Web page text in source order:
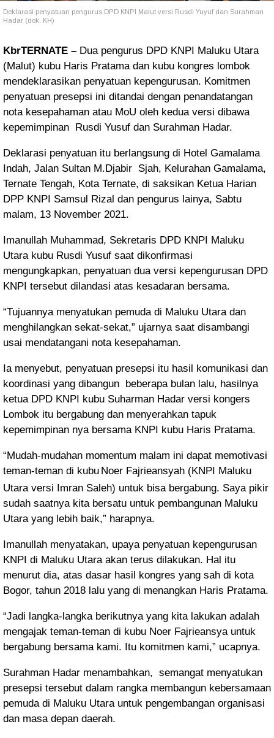
Deklarasi penyatuan pengurus DPD KNPI Malut versi Rusdi Yuyuf dan Surahman
Hadar (dok. KH)
KbrTERNATE – Dua pengurus DPD KNPI Maluku Utara
(Malut) kubu Haris Pratama dan kubu kongres lombok
mendeklarasikan penyatuan kepengurusan. Komitmen
penyatuan presepsi ini ditandai dengan penandatangan
nota kesepahaman atau MoU oleh kedua versi dibawa
kepemimpinan Rusdi Yusuf dan Surahman Hadar.
Deklarasi penyatuan itu berlangsung di Hotel Gamalama
Indah, Jalan Sultan M.Djabir Sjah, Kelurahan Gamalama,
Ternate Tengah, Kota Ternate, di saksikan Ketua Harian
DPP KNPI Samsul Rizal dan pengurus lainya, Sabtu
malam, 13 November 2021.
Imanullah Muhammad, Sekretaris DPD KNPI Maluku
Utara kubu Rusdi Yusuf saat dikonfirmasi
mengungkapkan, penyatuan dua versi kepengurusan DPD
KNPI tersebut dilandasi atas kesadaran bersama.
“Tujuannya menyatukan pemuda di Maluku Utara dan
menghilangkan sekat-sekat,” ujarnya saat disambangi
usai mendatangani nota kesepahaman.
Ia menyebut, penyatuan presepsi itu hasil komunikasi dan
koordinasi yang dibangun beberapa bulan lalu, hasilnya
ketua DPD KNPI kubu Suharman Hadar versi kongers
Lombok itu bergabung dan menyerahkan tapuk
kepemimpinan nya bersama KNPI kubu Haris Pratama.
“Mudah-mudahan momentum malam ini dapat memotivasi
teman-teman di kubu Noer Fajrieansyah (KNPI Maluku
Utara versi Imran Saleh) untuk bisa bergabung. Saya pikir
sudah saatnya kita bersatu untuk pembangunan Maluku
Utara yang lebih baik,” harapnya.
Imanullah menyatakan, upaya penyatuan kepengurusan
KNPI di Maluku Utara akan terus dilakukan. Hal itu
menurut dia, atas dasar hasil kongres yang sah di kota
Bogor, tahun 2018 lalu yang di menangkan Haris Pratama.
“Jadi langka-langka berikutnya yang kita lakukan adalah
mengajak teman-teman di kubu Noer Fajrieansya untuk
bergabung bersama kami. Itu komitmen kami,” ucapnya.
Surahman Hadar menambahkan, semangat menyatukan
presepsi tersebut dalam rangka membangun kebersamaan
pemuda di Maluku Utara untuk pengembangan organisasi
dan masa depan daerah.